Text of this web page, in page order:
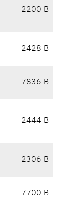
2200 B
2428 B
7836 B
2444 B
2306 B
7700 B